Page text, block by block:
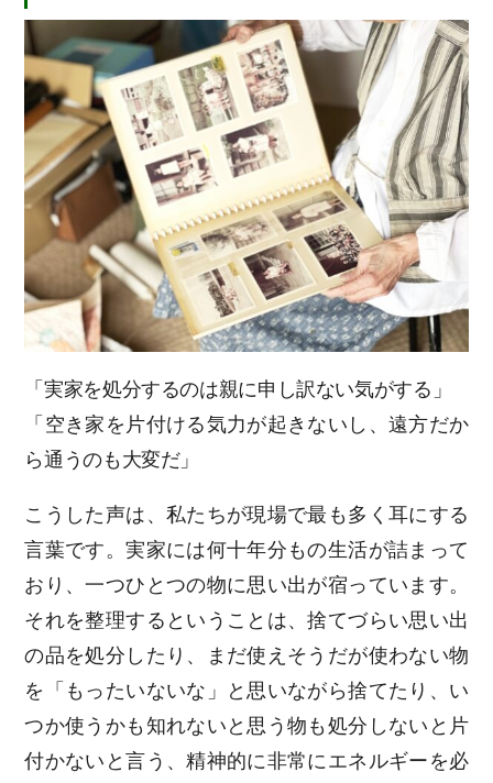
「実家を処分するのは親に申し訳ない気がする」
「空き家を片付ける気力が起きないし、遠方だか
ら通うのも大変だ」
こうした声は、私たちが現場で最も多く耳にする
言葉です。実家には何十年分もの生活が詰まって
おり、一つひとつの物に思い出が宿っています。
それを整理するということは、捨てづらい思い出
の品を処分したり、まだ使えそうだが使わない物
を「もったいないな」と思いながら捨てたり、い
つか使うかも知れないと思う物も処分しないと片
付かないと言う、精神的に非常にエネルギーを必